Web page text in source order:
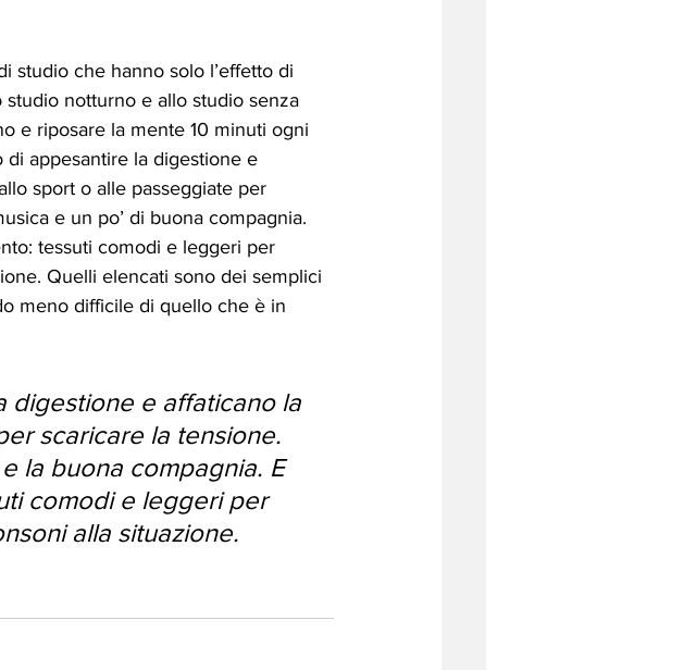
studio che hanno solo l’effetto di
notturno e allo studio senza
e riposare la mente 10 minuti ogni
appesantire la digestione e
sport o alle passeggiate per
e un po’ di buona compagnia.
tessuti comodi e leggeri per
Quelli elencati sono dei semplici
meno difficile di quello che è in
digestione e affaticano la
scaricare la tensione.
la buona compagnia. E
comodi e leggeri per
alla situazione.